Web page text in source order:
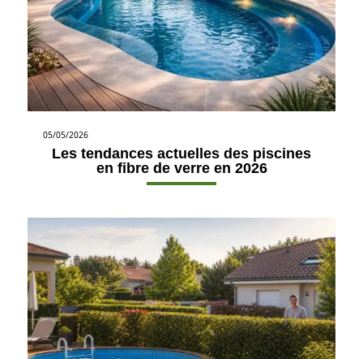
05/05/2026
Les tendances actuelles des piscines
en fibre de verre en 2026